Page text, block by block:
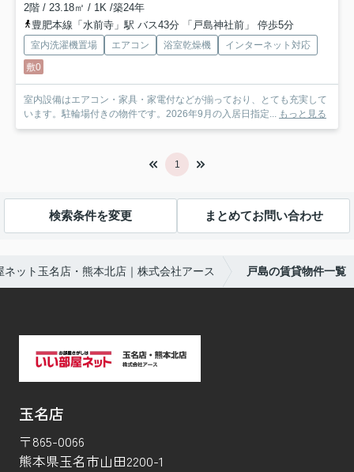
2階 / 23.18㎡ / 1K /築24年
豊肥本線「水前寺」駅 バス43分 「戸島神社前」 停歩5分
室内洗濯機置場 エアコン 浴室乾燥機
インターネット対応
敷0
室内設備はエアコン・家具・家電付などが揃っており、とても充実して
います。駐輪場付きの物件です。2026年9月の入居日指定... もっと見る
1
検索条件を変更 まとめてお問い合わせ
ット玉名店・熊本北店｜株式会社アース 戸島の賃貸物件一覧
玉名店
〒865-0066
熊本県玉名市山田2200-1